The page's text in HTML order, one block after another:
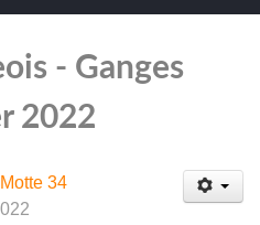
- Ganges
2022
34